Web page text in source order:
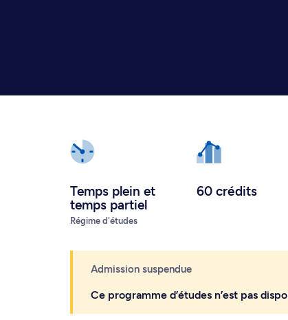
Temps plein et
temps partiel
Régime d'études
60 crédits
Admission suspendue
Ce programme d’études n’est pas